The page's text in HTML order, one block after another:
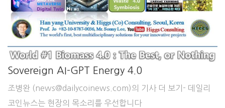
Sovereign AI-GPT Energy 4.0
조병완 (news@dailycoinews.com)의 기사 더 보기- 데일리
코인뉴스는 현장의 목소리를 우선합니다